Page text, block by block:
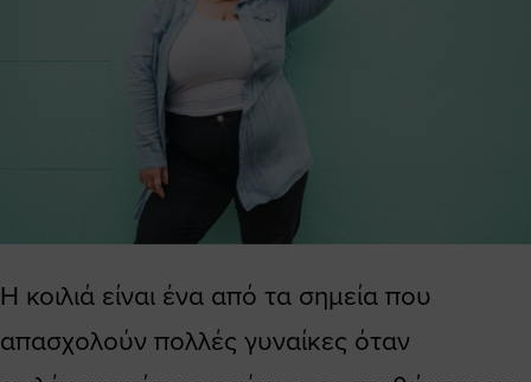
Η κοιλιά είναι ένα από τα σημεία που
απασχολούν πολλές γυναίκες όταν